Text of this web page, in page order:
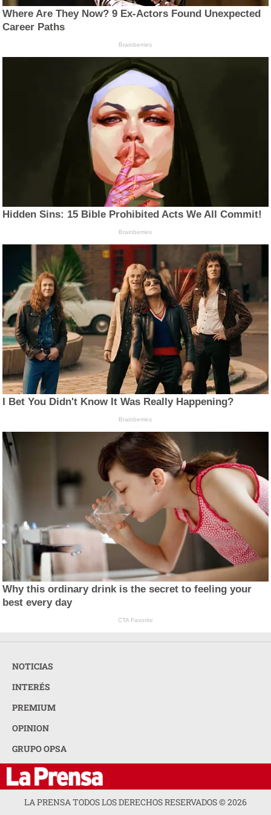
Where Are They Now? 9 Ex-Actors Found Unexpected
Career Paths
Brainberries
Hidden Sins: 15 Bible Prohibited Acts We All Commit!
Brainberries
I Bet You Didn't Know It Was Really Happening?
Brainberries
Why this ordinary drink is the secret to feeling your
best every day
CTA Favorite
NOTICIAS
INTERÉS
PREMIUM
OPINION
GRUPO OPSA
LA PRENSA TODOS LOS DERECHOS RESERVADOS ©2026